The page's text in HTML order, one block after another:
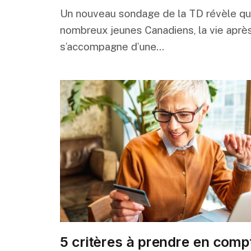
Un nouveau sondage de la TD révèle
nombreux jeunes Canadiens, la vie
s’accompagne d’une…
5 critères à prendre en